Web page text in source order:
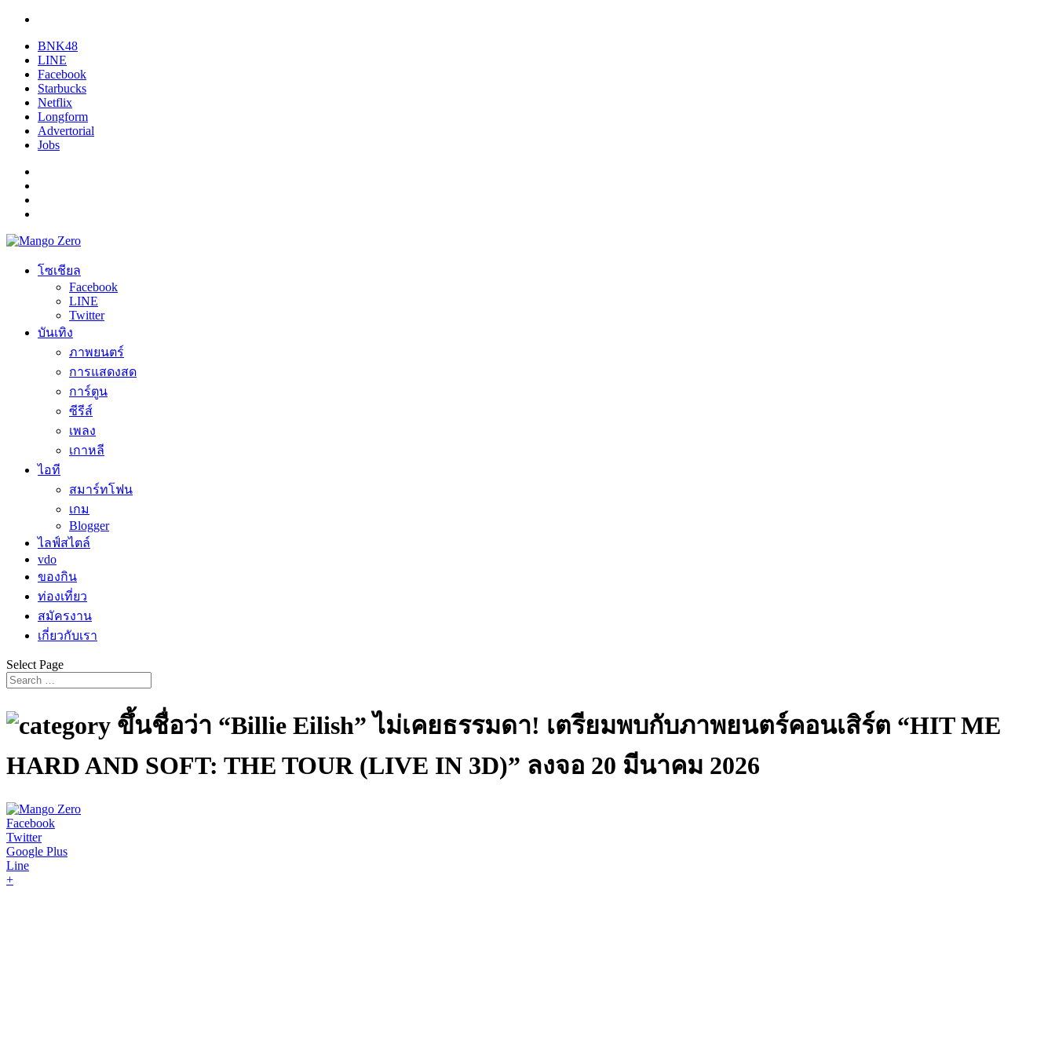
BNK48
LINE
Facebook
Starbucks
Netflix
Longform
Advertorial
Jobs
โซเชียล
Facebook
LINE
Twitter
บันเทิง
ภาพยนตร์
การแสดงสด
การ์ตูน
ซีรีส์
เพลง
เกาหลี
ไอที
สมาร์ทโฟน
เกม
Blogger
ไลฟ์สไตล์
vdo
ของกิน
ท่องเที่ยว
สมัครงาน
เกี่ยวกับเรา
Select Page
ขึ้นชื่อว่า “Billie Eilish” ไม่เคยธรรมดา! เตรียมพบกับภาพยนตร์คอนเสิร์ต “HIT ME
HARD AND SOFT: THE TOUR (LIVE IN 3D)” ลงจอ 20 มีนาคม 2026
Facebook
Twitter
Google Plus
Line
+